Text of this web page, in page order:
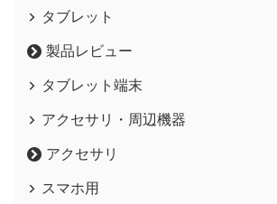
タブレット
製品レビュー
タブレット端末
アクセサリ・周辺機器
アクセサリ
スマホ用